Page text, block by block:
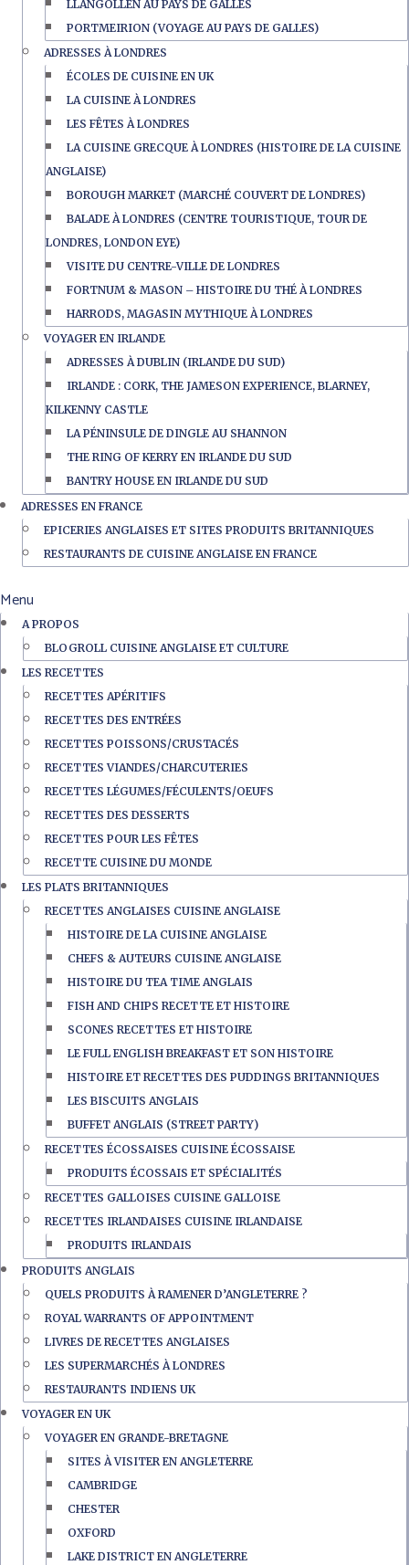
LLANGOLLEN AU PAYS DE GALLES
PORTMEIRION (VOYAGE AU PAYS DE GALLES)
ADRESSES À LONDRES
ÉCOLES DE CUISINE EN UK
LA CUISINE À LONDRES
LES FÊTES À LONDRES
LA CUISINE GRECQUE À LONDRES (HISTOIRE DE LA CUISINE
ANGLAISE)
BOROUGH MARKET (MARCHÉ COUVERT DE LONDRES)
BALADE À LONDRES (CENTRE TOURISTIQUE, TOUR DE
LONDRES, LONDON EYE)
VISITE DU CENTRE-VILLE DE LONDRES
FORTNUM & MASON – HISTOIRE DU THÉ À LONDRES
HARRODS, MAGASIN MYTHIQUE À LONDRES
VOYAGER EN IRLANDE
ADRESSES À DUBLIN (IRLANDE DU SUD)
IRLANDE : CORK, THE JAMESON EXPERIENCE, BLARNEY,
KILKENNY CASTLE
LA PÉNINSULE DE DINGLE AU SHANNON
THE RING OF KERRY EN IRLANDE DU SUD
BANTRY HOUSE EN IRLANDE DU SUD
ADRESSES EN FRANCE
EPICERIES ANGLAISES ET SITES PRODUITS BRITANNIQUES
RESTAURANTS DE CUISINE ANGLAISE EN FRANCE
Menu
A PROPOS
BLOGROLL CUISINE ANGLAISE ET CULTURE
LES RECETTES
RECETTES APÉRITIFS
RECETTES DES ENTRÉES
RECETTES POISSONS/CRUSTACÉS
RECETTES VIANDES/CHARCUTERIES
RECETTES LÉGUMES/FÉCULENTS/OEUFS
RECETTES DES DESSERTS
RECETTES POUR LES FÊTES
RECETTE CUISINE DU MONDE
LES PLATS BRITANNIQUES
RECETTES ANGLAISES CUISINE ANGLAISE
HISTOIRE DE LA CUISINE ANGLAISE
CHEFS & AUTEURS CUISINE ANGLAISE
HISTOIRE DU TEA TIME ANGLAIS
FISH AND CHIPS RECETTE ET HISTOIRE
SCONES RECETTES ET HISTOIRE
LE FULL ENGLISH BREAKFAST ET SON HISTOIRE
HISTOIRE ET RECETTES DES PUDDINGS BRITANNIQUES
LES BISCUITS ANGLAIS
BUFFET ANGLAIS (STREET PARTY)
RECETTES ÉCOSSAISES CUISINE ÉCOSSAISE
PRODUITS ÉCOSSAIS ET SPÉCIALITÉS
RECETTES GALLOISES CUISINE GALLOISE
RECETTES IRLANDAISES CUISINE IRLANDAISE
PRODUITS IRLANDAIS
PRODUITS ANGLAIS
QUELS PRODUITS À RAMENER D’ANGLETERRE ?
ROYAL WARRANTS OF APPOINTMENT
LIVRES DE RECETTES ANGLAISES
LES SUPERMARCHÉS À LONDRES
RESTAURANTS INDIENS UK
VOYAGER EN UK
VOYAGER EN GRANDE-BRETAGNE
SITES À VISITER EN ANGLETERRE
CAMBRIDGE
CHESTER
OXFORD
LAKE DISTRICT EN ANGLETERRE